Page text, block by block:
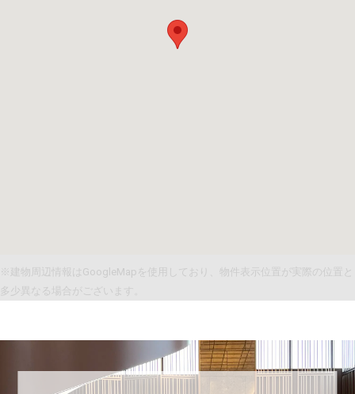
※建物周辺情報はGoogleMapを使用しており、物件表示位置が実際の位置と
多少異なる場合がございます。